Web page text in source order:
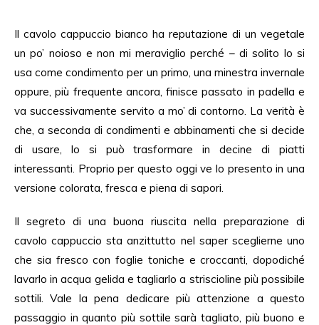
Il cavolo cappuccio bianco ha reputazione di un vegetale
un po’ noioso e non mi meraviglio perché – di solito lo si
usa come condimento per un primo, una minestra invernale
oppure, più frequente ancora, finisce passato in padella e
va successivamente servito a mo’ di contorno. La verità è
che, a seconda di condimenti e abbinamenti che si decide
di usare, lo si può trasformare in decine di piatti
interessanti. Proprio per questo oggi ve lo presento in una
versione colorata, fresca e piena di sapori.
Il segreto di una buona riuscita nella preparazione di
cavolo cappuccio sta anzittutto nel saper sceglierne uno
che sia fresco con foglie toniche e croccanti, dopodiché
lavarlo in acqua gelida e tagliarlo a striscioline più possibile
sottili. Vale la pena dedicare più attenzione a questo
passaggio in quanto più sottile sarà tagliato, più buono e